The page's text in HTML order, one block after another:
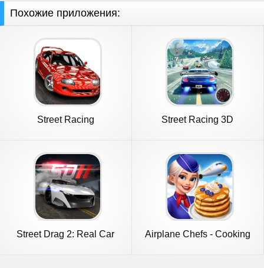
Похожие приложения:
Street Racing Street Racing 3D
Street Drag 2: Real Car
Airplane Chefs - Cooking